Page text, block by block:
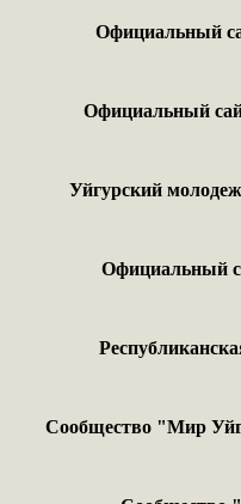
Официальный
Официальный
Уйгурский
Официальный
Сообщество "Мир